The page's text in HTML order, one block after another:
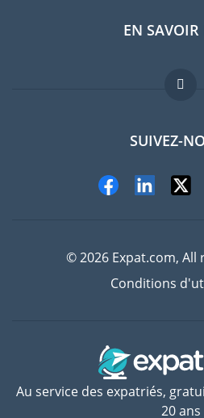
Guides
Offres
EN SAVOIR
FAQ
Experts
SUIVEZ-
© 2026 Expat.com, All
Conditions
Au service des expatriés,
20 ans